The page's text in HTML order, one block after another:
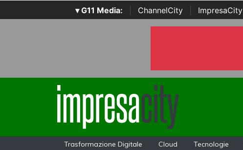
▾ G11 Media: ChannelCity ImpresaCity
Trasformazione Digitale Cloud Tecnologie